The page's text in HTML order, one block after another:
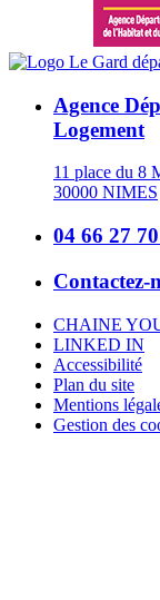
Agence
Logement
11 place du 8
30000 NIMES
04 66 27
Contactez-
CHAINE
LINKED IN
Accessibilité
Plan du site
Mentions
Gestion des